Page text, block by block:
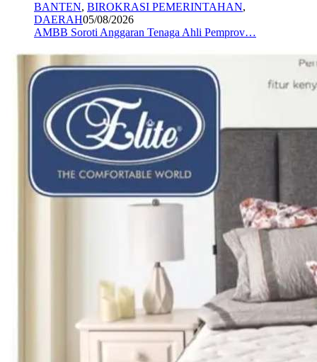
BANTEN, BIROKRASI PEMERINTAHAN,
DAERAH05/08/2026
AMBB Soroti Anggaran Tenaga Ahli Pemprov…